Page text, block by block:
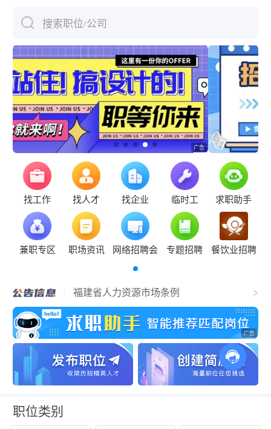
搜索职位/公司
找工作 找人才 找企业 临时工 求职助手
兼职专区 职场资讯 网络招聘会 专题招聘 餐饮业招聘
福清市事业单位公开招聘工作人员（含参
聘和控制数人员）的公告
福建省人力资源市场条例
关于拟认定2025年福清市第二批吸纳重点
群体就业认定的企业名单的公示
关于开展2024年度企业劳动保障守法诚信
等级评价工作的公告
关于公布2024年度福清市经营性人力资源
服务机构年度报告结果的通知
关于拟拨付2025年2月份福清市失业保险支
持参保职工提升职业技能补贴的公示
关于征集2025年“好年华 聚福州”大学生暑
期社会实践岗位的通知
关于2024年度福清市民办职业培训机构年
检年报情况的公示
关于拟拨付我市2025年3月职业培训 “见证
职位类别